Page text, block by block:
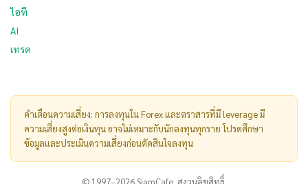
ไอที
AI
เทรด
คำเตือนความเสี่ยง: การลงทุนใน Forex และตราสารที่มี leverage มี
ความเสี่ยงสูงต่อเงินทุน อาจไม่เหมาะกับนักลงทุนทุกราย โปรดศึกษา
ข้อมูลและประเมินความเสี่ยงก่อนตัดสินใจลงทุน
© 1997–2026 SiamCafe. สงวนลิขสิทธิ์.